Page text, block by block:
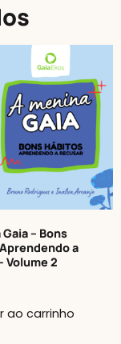
– Bons
a
Volume 2
ao carrinho